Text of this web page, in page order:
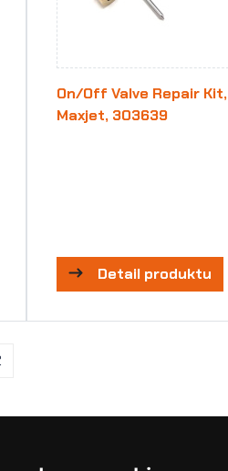
On/Off Valve Repair Kit,
Maxjet, 303639
Detail produktu